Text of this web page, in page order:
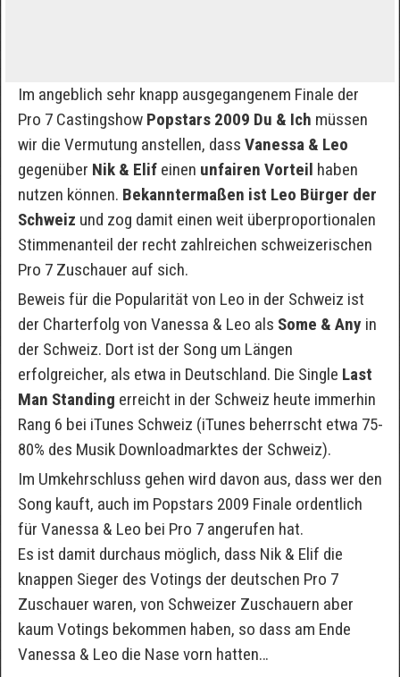
Im angeblich sehr knapp ausgegangenem Finale der
Pro 7 Castingshow Popstars 2009 Du & Ich müssen
wir die Vermutung anstellen, dass Vanessa & Leo
gegenüber Nik & Elifeinen unfairen Vorteil haben
nutzen können. Bekanntermaßen ist Leo Bürger der
Schweiz und zog damit einen weit überproportionalen
Stimmenanteil der recht zahlreichen schweizerischen
Pro 7 Zuschauer auf sich.
Beweis für die Popularität von Leo in der Schweiz ist
der Charterfolg von Vanessa & Leo als Some & Any in
der Schweiz. Dort ist der Song um Längen
erfolgreicher, als etwa in Deutschland. Die Single Last
Man Standing erreicht in der Schweiz heute immerhin
Rang 6 bei iTunes Schweiz (iTunes beherrscht etwa 75-
80% des Musik Downloadmarktes der Schweiz).
Im Umkehrschluss gehen wird davon aus, dass wer den
Song kauft, auch im Popstars 2009 Finale ordentlich
für Vanessa & Leo bei Pro 7 angerufen hat.
Es ist damit durchaus möglich, dass Nik & Elif die
knappen Sieger des Votings der deutschen Pro 7
Zuschauer waren, von Schweizer Zuschauern aber
kaum Votings bekommen haben, so dass am Ende
Vanessa & Leo die Nase vorn hatten…